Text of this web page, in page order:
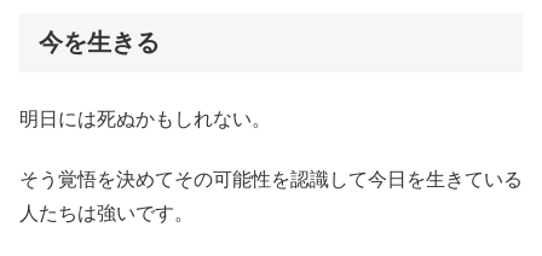
今を生きる
明日には死ぬかもしれない。
そう覚悟を決めてその可能性を認識して今日を生きている
人たちは強いです。